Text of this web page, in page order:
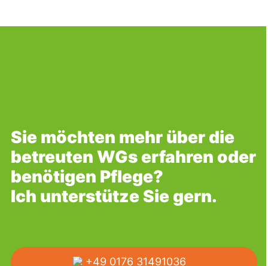
Sie möchten mehr über die
betreuten WGs erfahren oder
benötigen Pflege?
Ich unterstütze Sie gern.
+49 0176 31491036